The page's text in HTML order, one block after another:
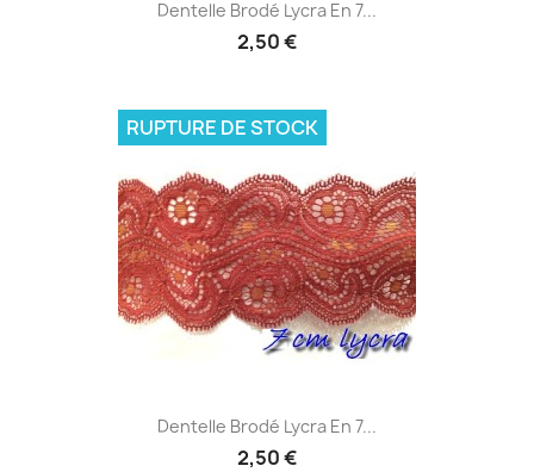
Dentelle Brodé Lycra En 7...
2,50 €
Dentelle Brodé Lycra En 7...
2,50 €
RUPTURE DE STOCK